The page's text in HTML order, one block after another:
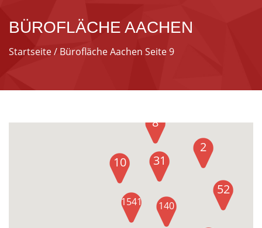
BÜROFLÄCHE AACHEN
Startseite/ Bürofläche Aachen Seite 9
1541 140
52
31
8
10
2